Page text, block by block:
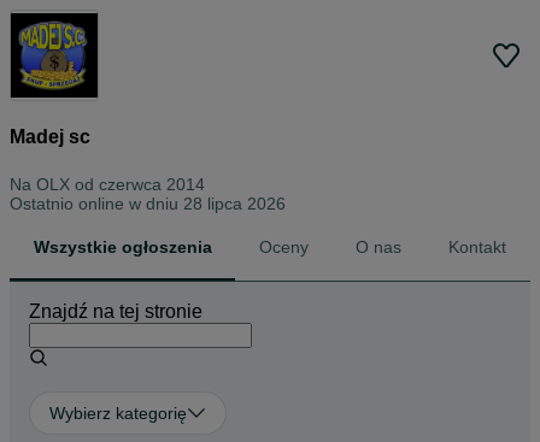
Madej sc
Na OLX od czerwca 2014
Ostatnio online w dniu 28 lipca 2026
Wszystkie ogłoszenia Oceny O nas Kontakt
Znajdź na tej stronie
Wybierz kategorię